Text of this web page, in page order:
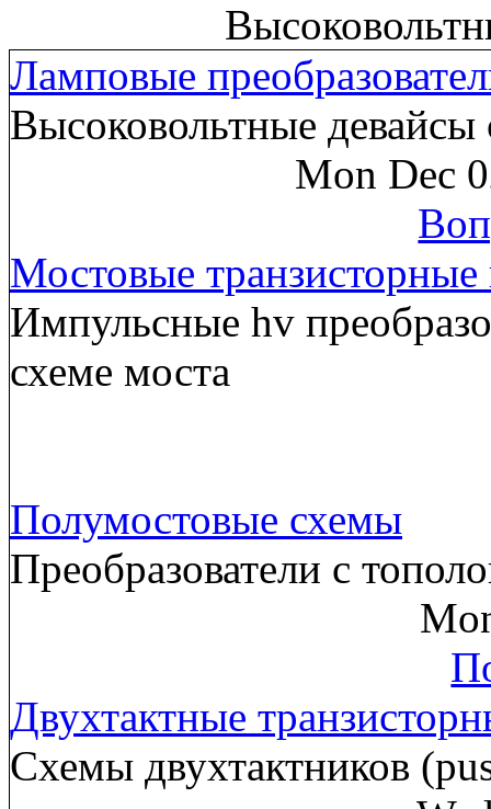
Ламповые
Высоковольтные девайсы
Mon Dec
Мостовые транзисторные
Импульсные hv
схеме моста
Полумостовые схемы
Преобразователи с
Двухтактные
Схемы двухтактников